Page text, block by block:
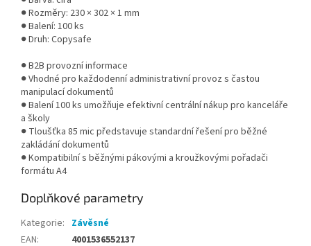
● Rozměry: 230 × 302 × 1 mm
● Balení: 100 ks
● Druh: Copysafe
● B2B provozní informace
● Vhodné pro každodenní administrativní provoz s častou
manipulací dokumentů
● Balení 100 ks umožňuje efektivní centrální nákup pro kanceláře
a školy
● Tloušťka 85 mic představuje standardní řešení pro běžné
zakládání dokumentů
● Kompatibilní s běžnými pákovými a kroužkovými pořadači
formátu A4
Doplňkové parametry
Kategorie: Závěsné
EAN: 4001536552137